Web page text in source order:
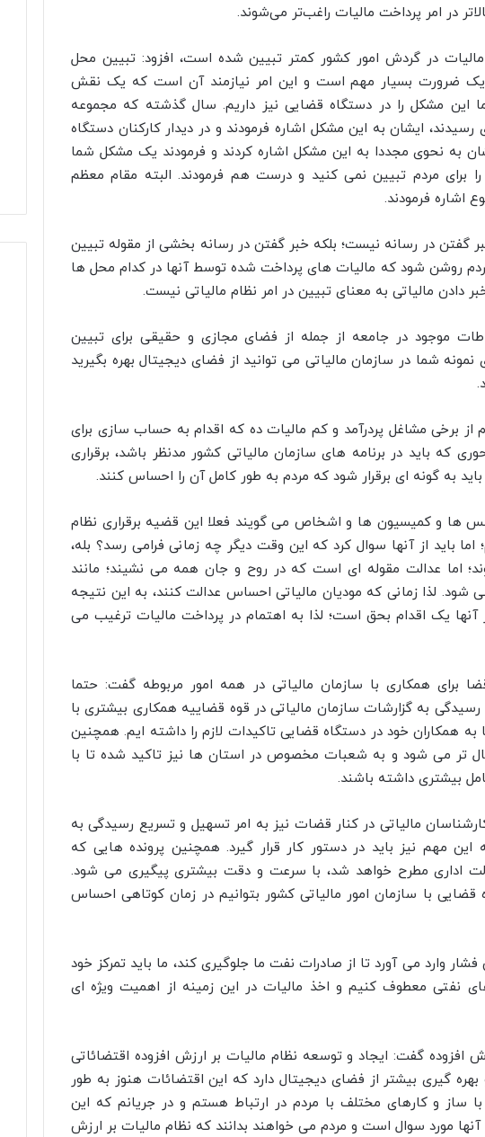
در امر پرداخت مالیات راغب‌تر می‌شوند.
در گردش امور کشور کمتر تبیین شده است، افزود: تبیین محل
یک ضرورت بسیار مهم است و این امر نیازمند آن است که یک نقش
این مشکل را در دستگاه قضایی نیز داریم. سال گذشته که مجموعه
ایشان به این مشکل اشاره فرمودند و در دیدار کارکنان دستگاه
به نحوی مجددا به این مشکل اشاره کردند و فرمودند یک مشکل شما
برای مردم تبیین نمی کنید و درست هم فرمودند. البته مقام معظم
فرمودند.
گفتن در رسانه نیست؛ بلکه خبر گفتن در رسانه بخشی از مقوله تبیین
روشن شود که مالیات های پرداخت شده توسط آنها در کدام محل ها
مالیاتی به معنای تبیین در امر نظام مالیاتی نیست.
موجود در جامعه از جمله از فضای مجازی و حقیقی برای تبیین
شما در سازمان مالیاتی می توانید از فضای دیجیتال بهره بگیرید
از برخی مشاغل پردرآمد و کم مالیات ده که اقدام به حساب سازی برای
که باید در برنامه های سازمان مالیاتی کشور مدنظر باشد، برقراری
به گونه ای برقرار شود که مردم به طور کامل آن را احساس کنند.
ها و کمیسیون ها و اشخاص می گویند فعلا این قضیه برقراری نظام
اما باید از آنها سوال کرد که این وقت دیگر چه زمانی فرامی رسد؟ بله،
اما عدالت مقوله ای است که در روح و جان همه می نشیند؛ مانند
لذا زمانی که مودیان مالیاتی احساس عدالت کنند، به این نتیجه
یک اقدام بحق است؛ لذا به اهتمام در پرداخت مالیات ترغیب می
برای همکاری با سازمان مالیاتی در همه امور مربوطه گفت: حتما
به گزارشات سازمان مالیاتی در قوه قضاییه همکاری بیشتری با
همکاران خود در دستگاه قضایی تاکیدات لازم را داشته ایم. همچنین
تر می شود و به شعبات مخصوص در استان ها نیز تاکید شده تا با
بیشتری داشته باشند.
مالیاتی در کنار قضات نیز به امر تسهیل و تسریع رسیدگی به
مهم نیز باید در دستور کار قرار گیرد. همچنین پرونده هایی که
اداری مطرح خواهد شد، با سرعت و دقت بیشتری پیگیری می شود.
قضایی با سازمان امور مالیاتی کشور بتوانیم در زمان کوتاهی احساس
وارد می آورد تا از صادرات نفت ما جلوگیری کند، ما باید تمرکز خود
نفتی معطوف کنیم و اخذ مالیات در این زمینه از اهمیت ویژه ای
افزوده گفت: ایجاد و توسعه نظام مالیات بر ارزش افزوده اقتضائاتی
گیری بیشتر از فضای دیجیتال دارد که این اقتضائات هنوز به طور
ساز و کارهای مختلف با مردم در ارتباط هستم و در جریانم که این
مورد سوال است و مردم می خواهند بدانند که نظام مالیات بر ارزش